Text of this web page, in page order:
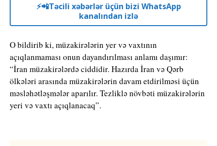
⚡️📲Təcili xəbərlər üçün bizi WhatsApp
kanalından izlə
O bildirib ki, müzakirələrin yer və vaxtının
açıqlanmaması onun dayandırılması anlamı daşımır:
“İran müzakirələrdə ciddidir. Hazırda İran və Qərb
ölkələri arasında müzakirələrin davam etdirilməsi üçün
məsləhətləşmələr aparılır. Tezliklə növbəti müzakirələrin
yeri və vaxtı açıqlanacaq”.